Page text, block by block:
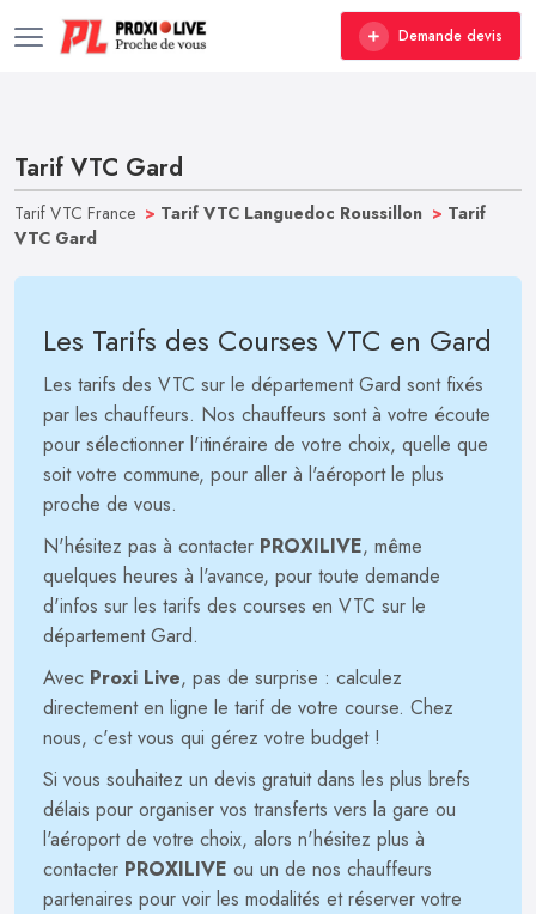
Demande devis
Tarif VTC Gard
Tarif VTC France > Tarif VTC Languedoc Roussillon > Tarif
VTC Gard
Les Tarifs des Courses VTC en Gard
Les tarifs des VTC sur le département Gard sont fixés
par les chauffeurs. Nos chauffeurs sont à votre écoute
pour sélectionner l'itinéraire de votre choix, quelle que
soit votre commune, pour aller à l'aéroport le plus
proche de vous.
N'hésitez pas à contacter PROXILIVE, même
quelques heures à l'avance, pour toute demande
d'infos sur les tarifs des courses en VTC sur le
département Gard.
Avec Proxi Live, pas de surprise : calculez
directement en ligne le tarif de votre course. Chez
nous, c'est vous qui gérez votre budget !
Si vous souhaitez un devis gratuit dans les plus brefs
délais pour organiser vos transferts vers la gare ou
l'aéroport de votre choix, alors n'hésitez plus à
contacter PROXILIVE ou un de nos chauffeurs
partenaires pour voir les modalités et réserver votre